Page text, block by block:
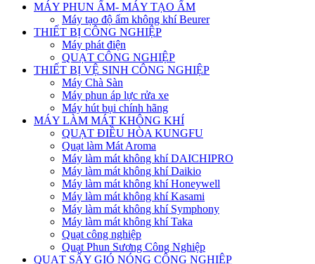
MÁY PHUN ẨM- MÁY TẠO ẨM
Máy tạo độ ẩm không khí Beurer
THIẾT BỊ CÔNG NGHIỆP
Máy phát điện
QUẠT CÔNG NGHIỆP
THIẾT BỊ VỆ SINH CÔNG NGHIỆP
Máy Chà Sàn
Máy phun áp lực rửa xe
Máy hút bụi chính hãng
MÁY LÀM MÁT KHÔNG KHÍ
QUẠT ĐIỀU HÒA KUNGFU
Quạt làm Mát Aroma
Máy làm mát không khí DAICHIPRO
Máy làm mát không khí Daikio
Máy làm mát không khí Honeywell
Máy làm mát không khí Kasami
Máy làm mát không khí Symphony
Máy làm mát không khí Taka
Quạt công nghiệp
Quạt Phun Sương Công Nghiệp
QUẠT SẤY GIÓ NÓNG CÔNG NGHIỆP